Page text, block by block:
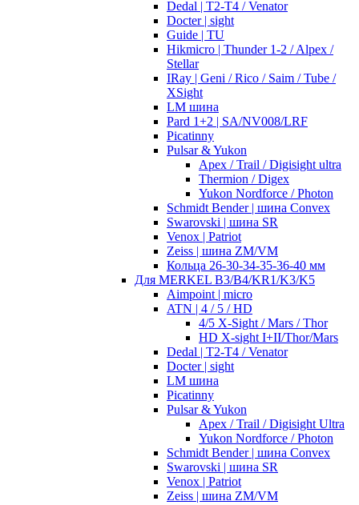
Dedal | T2-T4 / Venator
Docter | sight
Guide | TU
Hikmicro | Thunder 1-2 / Alpex /
Stellar
IRay | Geni / Rico / Saim / Tube /
XSight
LM шина
Pard 1+2 | SA/NV008/LRF
Picatinny
Pulsar & Yukon
Apex / Trail / Digisight ultra
Thermion / Digex
Yukon Nordforce / Photon
Schmidt Bender | шина Convex
Swarovski | шина SR
Venox | Patriot
Zeiss | шина ZM/VM
Кольца 26-30-34-35-36-40 мм
Для MERKEL B3/B4/KR1/K3/K5
Aimpoint | micro
ATN | 4 / 5 / HD
4/5 X-Sight / Mars / Thor
HD X-sight I+II/Thor/Mars
Dedal | T2-T4 / Venator
Docter | sight
LM шина
Picatinny
Pulsar & Yukon
Apex / Trail / Digisight Ultra
Yukon Nordforce / Photon
Schmidt Bender | шина Convex
Swarovski | шина SR
Venox | Patriot
Zeiss | шина ZM/VM